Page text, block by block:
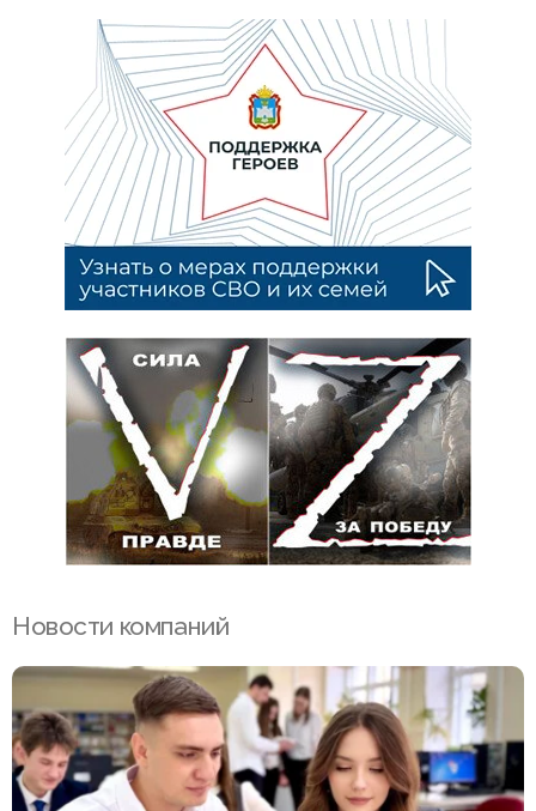
Новости компаний